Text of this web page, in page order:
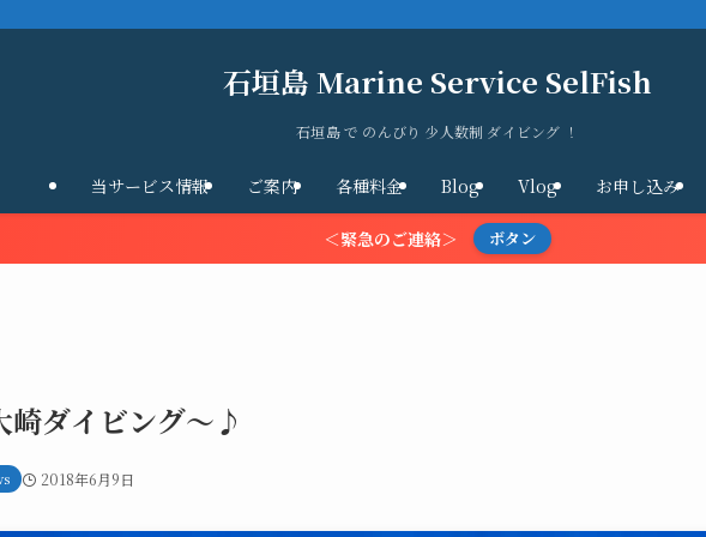
石垣島 Marine Service SelFish
石垣島 で のんびり 少人数制 ダイビング ！
当サービス情報 ご案内 各種料金 Blog Vlog お申し込み
＜緊急のご連絡＞ ボタン
崎ダイビング～♪
2018年6月9日